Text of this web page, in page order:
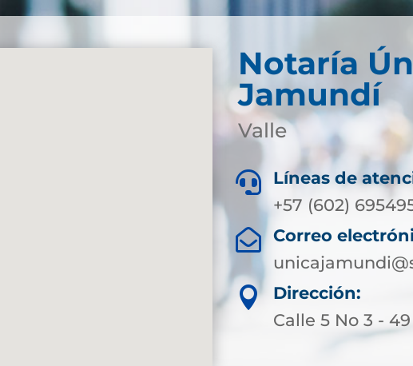
Notaría
Jamundí
Valle

Líneas de
+57 (602)

Correo

Dirección:
Calle 5 No 3 - 49